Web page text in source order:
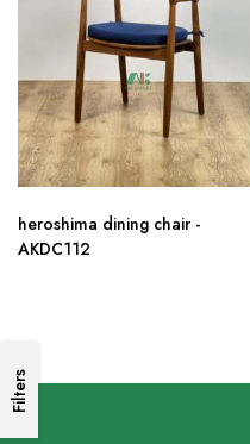
Filters
heroshima dining chair -
AKDC112